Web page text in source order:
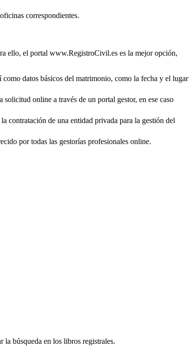
correspondientes.
ello, el portal www.RegistroCivil.es es la mejor opción,
datos básicos del matrimonio, como la fecha y el lugar
solicitud online a través de un portal gestor, en ese caso
contratación de una entidad privada para la gestión del
por todas las gestorías profesionales online.
búsqueda en los libros registrales.